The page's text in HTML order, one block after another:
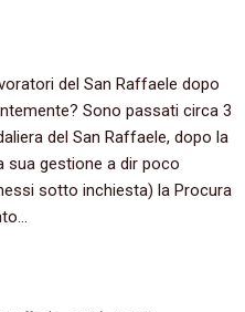
del San Raffaele dopo
Sono passati circa 3
del San Raffaele, dopo la
sua gestione a dir poco
sotto inchiesta) la Procura